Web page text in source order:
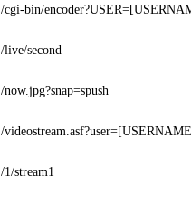
/cgi-bin/
/live/second
/now.jpg?snap=spush
/
/1/stream1